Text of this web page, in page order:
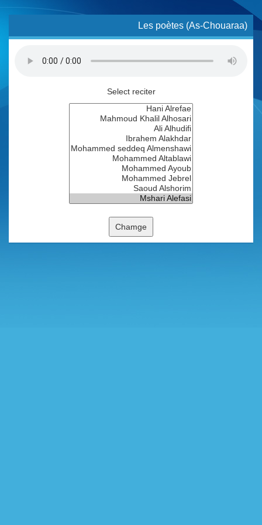
Les poètes (As-Chouaraa)
Select reciter